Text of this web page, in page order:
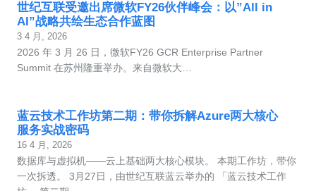
世纪互联受邀出席微软FY26伙伴峰会：以”All in
AI”战略共绘生态合作蓝图
3 4 月, 2026
2026 年 3 月 26 日，微软FY26 GCR Enterprise Partner
Summit 在苏州隆重举办。来自微软大…
蓝云技术工作坊第二期：带你拆解Azure两大核心
服务实战密码
16 4 月, 2026
数据库与虚拟机——云上基础两大核心模块。 本期工作坊，带你
一次拆透。 3月27日，由世纪互联蓝云举办的 「蓝云技术工作